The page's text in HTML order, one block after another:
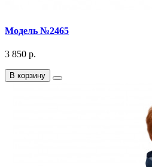
Модель №2465
3 850 р.
В корзину